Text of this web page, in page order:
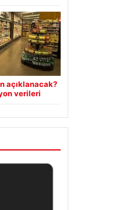
açıklanacak?
verileri